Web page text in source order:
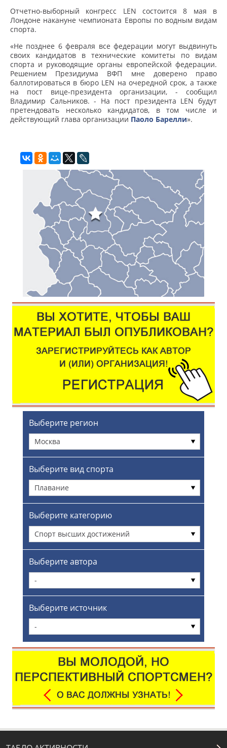
Отчетно-выборный конгресс LEN состоится 8 мая в
Лондоне накануне чемпионата Европы по водным видам
спорта.
«Не позднее 6 февраля все федерации могут выдвинуть
своих кандидатов в технические комитеты по видам
спорта и руководящие органы европейской федерации.
Решением Президиума ВФП мне доверено право
баллотироваться в бюро LEN на очередной срок, а также
на пост вице-президента организации, - сообщил
Владимир Сальников. - На пост президента LEN будут
претендовать несколько кандидатов, в том числе и
действующий глава организации Паоло Барелли».
Выберите регион
Москва
Выберите вид спорта
Плавание
Выберите категорию
Спорт высших достижений
Выберите автора
-
Выберите источник
-